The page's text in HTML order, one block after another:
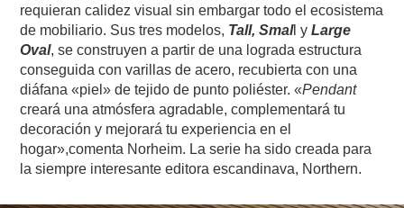
requieran calidez visual sin embargar todo el ecosistema
de mobiliario. Sus tres modelos, Tall, Small yLarge
Oval, se construyen a partir de una lograda estructura
conseguida con varillas de acero, recubierta con una
diáfana «piel» de tejido de punto poliéster. «Pendant
creará una atmósfera agradable, complementará tu
decoración y mejorará tu experiencia en el
hogar»,comenta Norheim. La serie ha sido creada para
la siempre interesante editora escandinava, Northern.